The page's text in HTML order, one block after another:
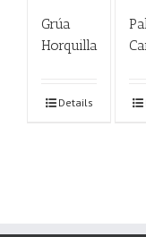
Grúa
Horquilla
Details